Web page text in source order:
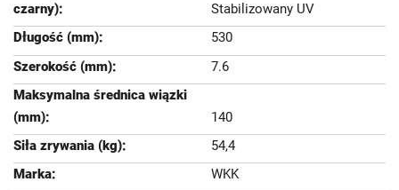
Stabilizowany UV
530
7.6
140
54,4
WKK